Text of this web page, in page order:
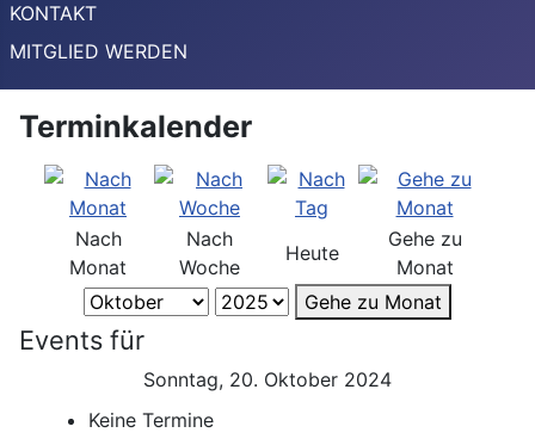
KONTAKT
MITGLIED WERDEN
Terminkalender
Nach
Monat
Nach
Woche
Heute
Gehe zu
Monat
Gehe zu Monat
Events für
Sonntag, 20. Oktober 2024
Keine Termine